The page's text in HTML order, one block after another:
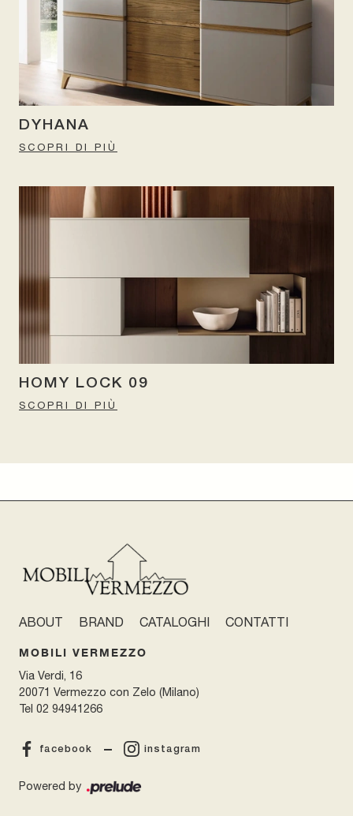
DYHANA
SCOPRI DI PIÙ
HOMY LOCK 09
SCOPRI DI PIÙ
ABOUT BRAND CATALOGHI CONTATTI
MOBILI VERMEZZO
Via Verdi, 16
20071 Vermezzo con Zelo (Milano)
Tel 02 94941266
facebook instagram
Powered by